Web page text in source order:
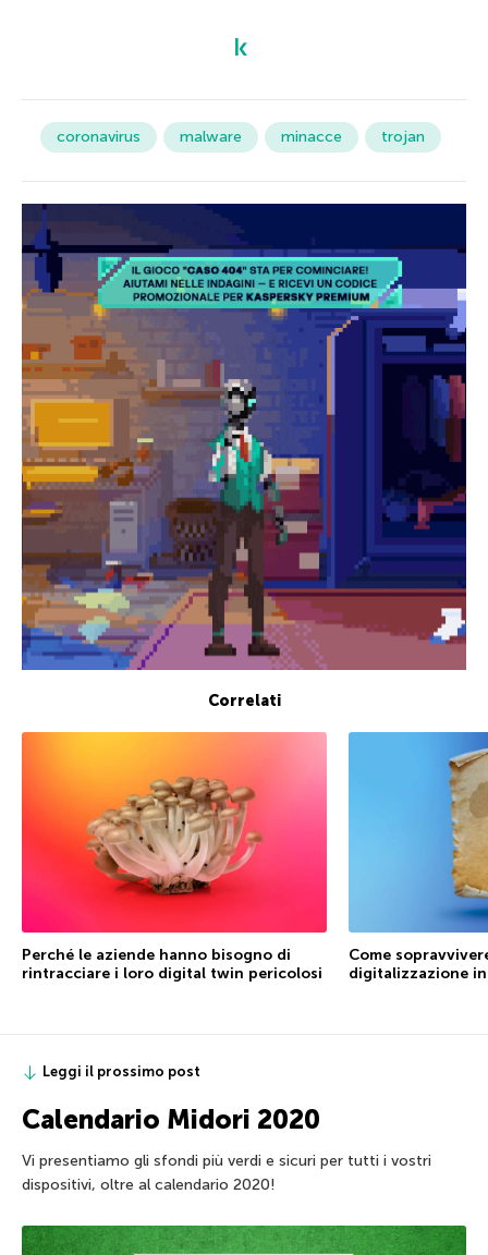
coronavirus malware minacce trojan
Correlati
Perché le aziende hanno bisogno di
rintracciare i loro digital twin pericolosi
Come
digitalizzazione
Leggi il prossimo post
Calendario Midori 2020
Vi presentiamo gli sfondi più verdi e sicuri per tutti i vostri
dispositivi, oltre al calendario 2020!